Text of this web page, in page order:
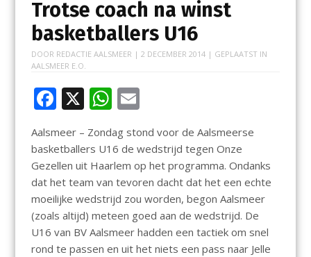
Trotse coach na winst
basketballers U16
DOOR REDACTIE AALSMEER | 2 DECEMBER 2014| GEPLAATST IN
AALSMEER E.O.
F
e
b
o
o
k
X W
at
s
A
p
p
E
m
ai
l
Aalsmeer – Zondag stond voor de Aalsmeerse
basketballers U16 de wedstrijd tegen Onze
Gezellen uit Haarlem op het programma. Ondanks
dat het team van tevoren dacht dat het een echte
moeilijke wedstrijd zou worden, begon Aalsmeer
(zoals altijd) meteen goed aan de wedstrijd. De
U16 van BV Aalsmeer hadden een tactiek om snel
rond te passen en uit het niets een pass naar Jelle